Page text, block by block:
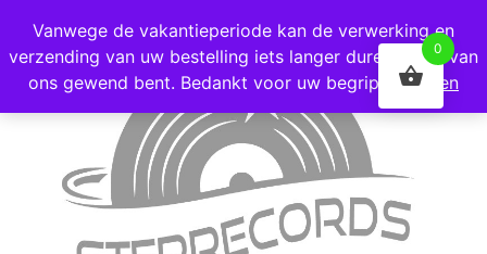
Voor 16:00 besteld = vandaag verzonden!
Vanwege de vakantieperiode kan de verwerking en
verzending van uw bestelling iets langer duren dan u van
ons gewend bent. Bedankt voor uw begrip!
Negeren
0